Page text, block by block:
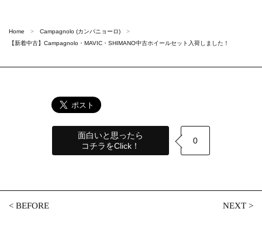
Home
Campagnolo (カンパニョーロ)
【新着中古】Campagnolo・MAVIC・SHIMANO中古ホイールセット入荷しました！
面白いと思ったら
コチラをClick！
0
<BEFORE NEXT>